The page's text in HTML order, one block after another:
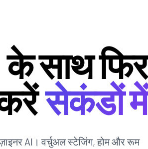
के साथ फिर
सेकंडों में
AI। वर्चुअल स्टेजिंग, होम और रूम